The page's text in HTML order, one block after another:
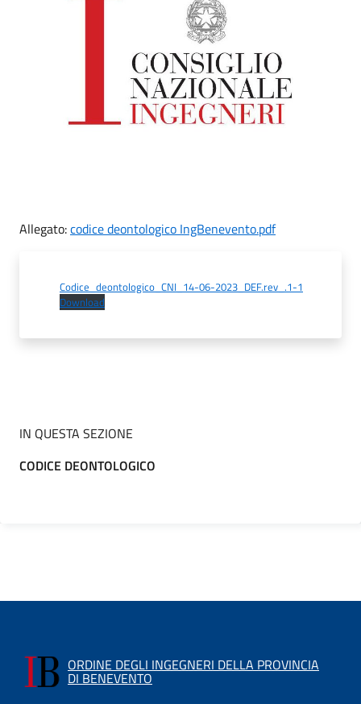
Allegato:codice deontologico IngBenevento.pdf
Codice_deontologico_CNI_14-06-2023_DEF.rev_.1-1
Download
IN QUESTA SEZIONE
CODICE DEONTOLOGICO
ORDINE DEGLI INGEGNERI DELLA PROVINCIA
DI BENEVENTO